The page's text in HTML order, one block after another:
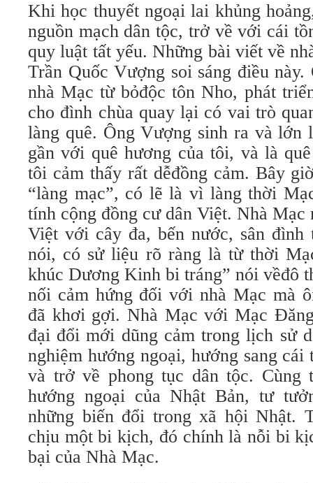
Khi học thuyết ngoại lai khủng
nguồn mạch dân tộc, trở về với cái
quy luật tất yếu. Những bài viết về
Trần Quốc Vượng soi sáng điều
nhà Mạc từ bỏđộc tôn Nho, phát
cho đình chùa quay lại có vai trò
làng quê. Ông Vượng sinh ra và lớn
gần với quê hương của tôi, và là
tôi cảm thấy rất dễđồng cảm. Bây
“làng mạc”, có lẽ là vì làng thời
tính cộng đồng cư dân Việt. Nhà Mạc
Việt với cây đa, bến nước, sân
nói, có sử liệu rõ ràng là từ thời
khúc Dương Kinh bi tráng” nói vềđô
nối cảm hứng đối với nhà Mạc mà
đã khơi gợi. Nhà Mạc với Mạc
đại đổi mới dũng cảm trong lịch sử
nghiệm hướng ngoại, hướng sang
và trở về phong tục dân tộc. Cùng
hướng ngoại của Nhật Bản, tư
những biến đổi trong xã hội Nhật.
chịu một bi kịch, đó chính là nỗi bi
bại của Nhà Mạc.